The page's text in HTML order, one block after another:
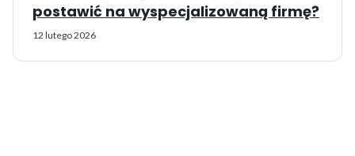
postawić na wyspecjalizowaną firmę?
12 lutego 2026